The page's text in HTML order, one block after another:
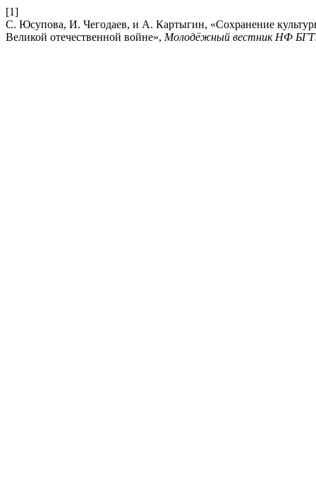
[1]
С. Юсупова, И. Чегодаев, и А. Картыгин, «Сохранение
Великой отечественной войне», Молодёжный вестник НФ